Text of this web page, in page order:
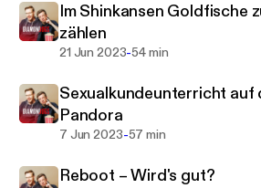
der entsprechenden Stelle an.
Du willst uns auch über das
hinaus zuhören? Dann lausche
Podcast „Voltage“ rein. Dort
die Welt der erneuerbaren
Elektromobilität.
Im Shinkansen Goldfische
zählen
21 Jun 2023-54 min
Sexualkundeunterricht auf
Pandora
7 Jun 2023-57 min
Reboot – Wird's gut?